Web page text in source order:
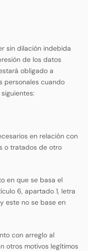
sin dilación indebida
de los datos
obligado a
personales cuando
en relación con
o tratados de otro
en que se basa el
6, apartado 1, letra
este no se base en
con arreglo al
otros motivos legítimos